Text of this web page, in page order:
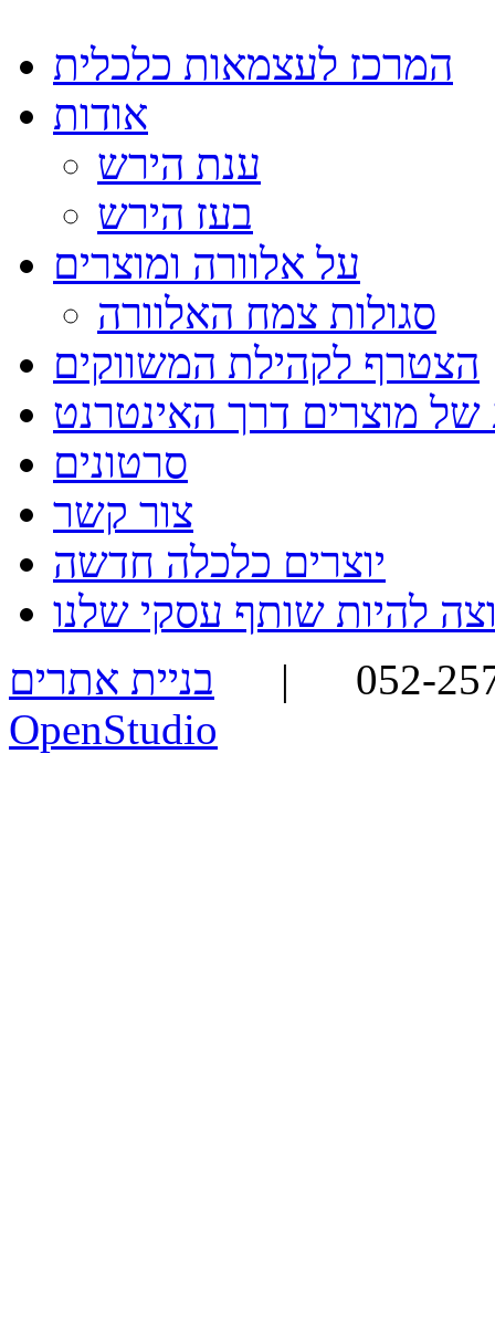
המרכז לעצמאות כלכלית
אודות
ענת הירש
בעז הירש
על אלוורה ומוצרים
סגולות צמח האלוורה
הצטרף לקהילת המשווקים
של מוצרים דרך האינטרנט
סרטונים
צור קשר
יוצרים כלכלה חדשה
בניית אתרים -
OpenStudio